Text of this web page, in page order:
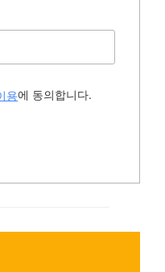
용에 동의합니다.